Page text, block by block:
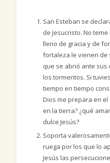
San Esteban se
de Jesucristo. No
lleno de gracia y de
fortaleza le vienen de
que se abrió ante sus
los tormentos. Si
tiempo en tiempo
Dios me prepara en
en la tierra? ¿qué
dulce Jesús?
Soporta
ruega por los que lo
Jesús las